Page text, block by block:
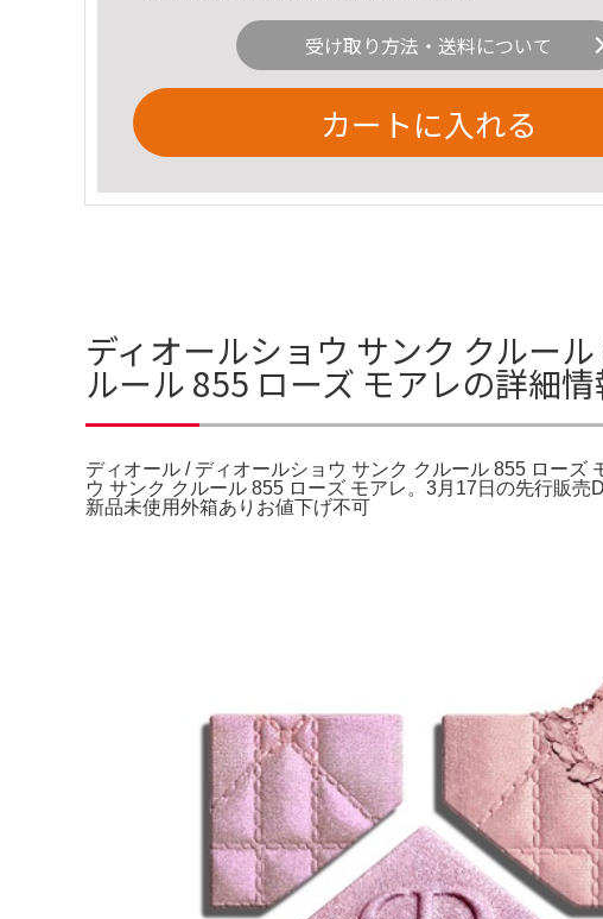
受け取り方法・送料について
カートに入れる
ディオールショウ サンク クルー
ルール 855 ローズ モアレの詳細情
ディオール / ディオールショウ サンク クルール 855 ロー
ウ サンク クルール 855 ローズ モアレ。3月17日の先行販
新品未使用外箱ありお値下げ不可